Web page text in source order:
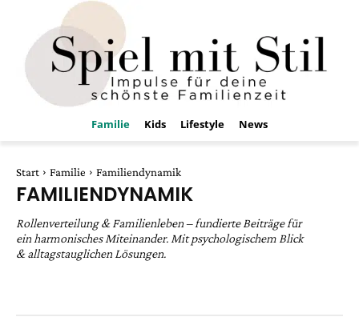
Familie Kids Lifestyle News
Start Familie Familiendynamik
FAMILIENDYNAMIK
Rollenverteilung & Familienleben – fundierte Beiträge für
ein harmonisches Miteinander. Mit psychologischem Blick
& alltagstauglichen Lösungen.